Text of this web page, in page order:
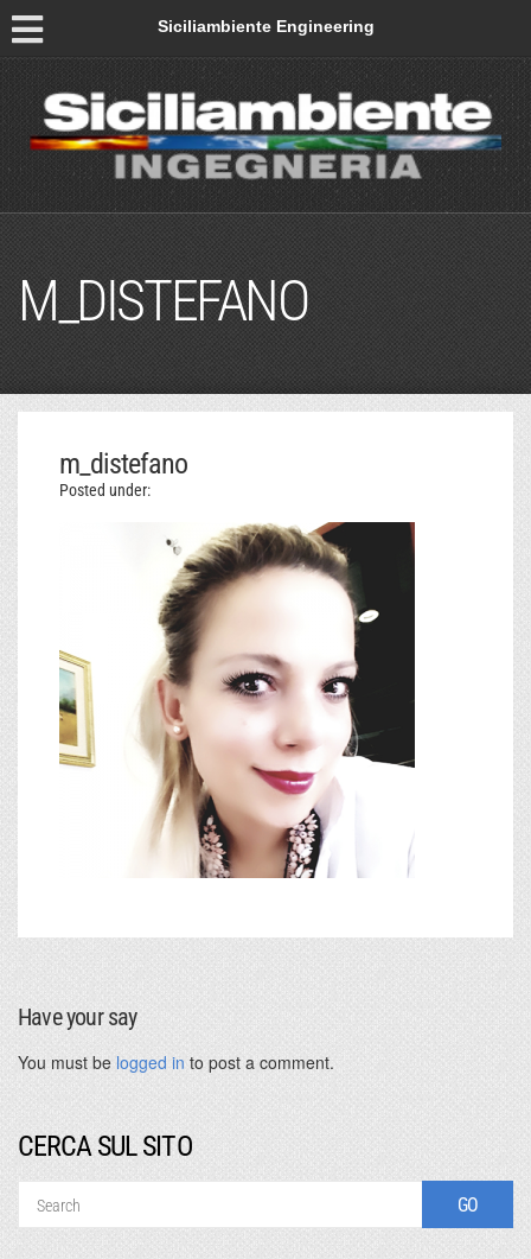
Siciliambiente Engineering
M_DISTEFANO
m_distefano
Posted under:
Have your say
You must be logged in to post a comment.
CERCA SUL SITO